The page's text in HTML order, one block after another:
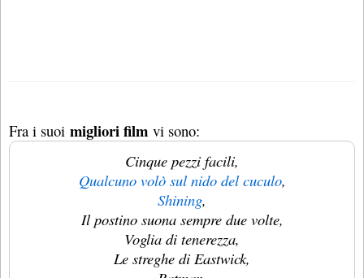
Fra i suoi migliori film vi sono:
Cinque pezzi facili,
Qualcuno volò sul nido del cuculo,
Shining,
Il postino suona sempre due volte,
Voglia di tenerezza,
Le streghe di Eastwick,